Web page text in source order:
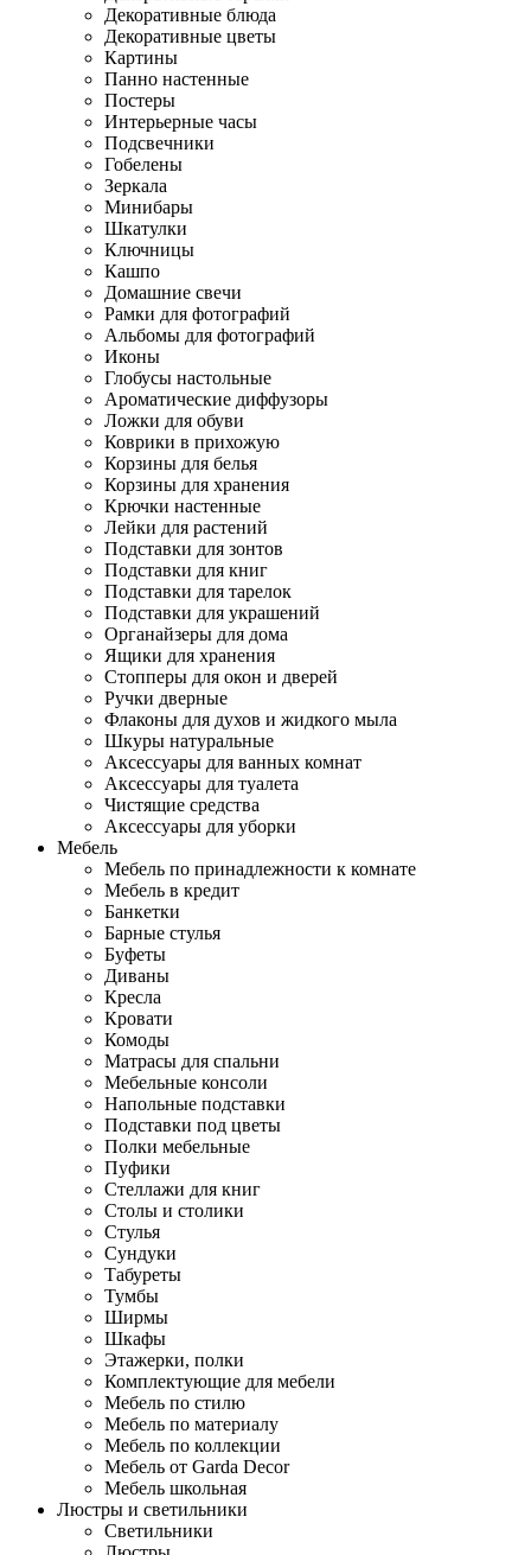
Декоративные блюда
Декоративные цветы
Картины
Панно настенные
Постеры
Интерьерные часы
Подсвечники
Гобелены
Зеркала
Минибары
Шкатулки
Ключницы
Кашпо
Домашние свечи
Рамки для фотографий
Альбомы для фотографий
Иконы
Глобусы настольные
Ароматические диффузоры
Ложки для обуви
Коврики в прихожую
Корзины для белья
Корзины для хранения
Крючки настенные
Лейки для растений
Подставки для зонтов
Подставки для книг
Подставки для тарелок
Подставки для украшений
Органайзеры для дома
Ящики для хранения
Стопперы для окон и дверей
Ручки дверные
Флаконы для духов и жидкого мыла
Шкуры натуральные
Аксессуары для ванных комнат
Аксессуары для туалета
Чистящие средства
Аксессуары для уборки
Мебель
Мебель по принадлежности к комнате
Мебель в кредит
Банкетки
Барные стулья
Буфеты
Диваны
Кресла
Кровати
Комоды
Матрасы для спальни
Мебельные консоли
Напольные подставки
Подставки под цветы
Полки мебельные
Пуфики
Стеллажи для книг
Столы и столики
Стулья
Сундуки
Табуреты
Тумбы
Ширмы
Шкафы
Этажерки, полки
Комплектующие для мебели
Мебель по стилю
Мебель по материалу
Мебель по коллекции
Мебель от Garda Decor
Мебель школьная
Люстры и светильники
Светильники